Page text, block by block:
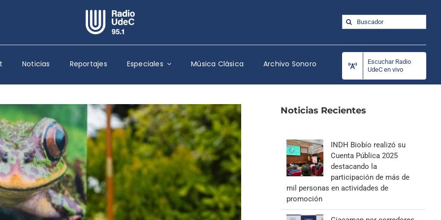
Escuchar Radio UdeC en vivo
Quiénes Somos
Programación
Podcast
Noticias
Reportajes
Columnas
Música Clásica
Especiales
Buscar:
Noticias Reportajes Especiales Música Clásica Archivo Sonoro
Escuchar Radio
UdeC en vivo
Noticias Recientes
INDH Biobío realizó su
Cuenta Pública 2025
destacando la
participación de más de
mil personas en actividades de
promoción